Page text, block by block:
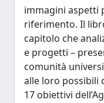
immagini aspetti
riferimento. Il
capitolo che
e progetti –
comunità
alle loro possibili
17 obiettivi